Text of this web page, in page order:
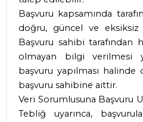
Başvuru kapsamında
doğru, güncel ve eksiksiz
Başvuru sahibi tarafından
olmayan bilgi verilmesi
başvuru yapılması
başvuru sahibine aittir.
Veri Sorumlusuna Başvuru
Tebliğ uyarınca,